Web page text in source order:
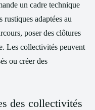
un cadre technique
adaptées au
poser des clôtures
Les collectivités peuvent
ou créer des
des collectivités